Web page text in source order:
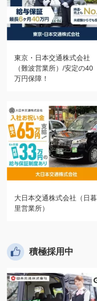
東京・日本交通株式会社
（難波営業所）/安定の40
万円保障！
大日本交通株式会社（日暮
里営業所）
積極採用中